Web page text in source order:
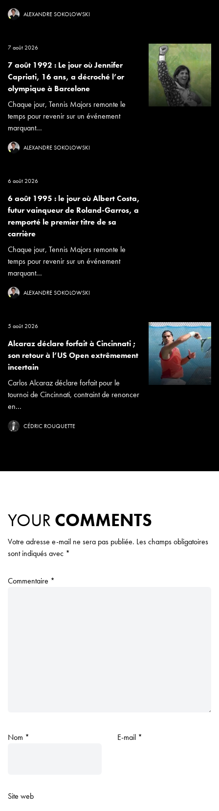
ALEXANDRE SOKOLOWSKI
7 août 2026
7 août 1992 : Le jour où Jennifer
Capriati, 16 ans, a décroché l’or
olympique à Barcelone
Chaque jour, Tennis Majors remonte le
temps pour revenir sur un événement
marquant...
ALEXANDRE SOKOLOWSKI
6 août 2026
6 août 1995 : le jour où Albert Costa,
futur vainqueur de Roland-Garros, a
remporté le premier titre de sa
carrière
Chaque jour, Tennis Majors remonte le
temps pour revenir sur un événement
marquant...
ALEXANDRE SOKOLOWSKI
5 août 2026
Alcaraz déclare forfait à Cincinnati ;
son retour à l’US Open extrêmement
incertain
Carlos Alcaraz déclare forfait pour le
tournoi de Cincinnati, contraint de renoncer
en...
CÉDRIC ROUQUETTE
YOUR COMMENTS
Votre adresse e-mail ne sera pas publiée. Les champs obligatoires
sont indiqués avec *
Commentaire *
Nom * E-mail *
Site web